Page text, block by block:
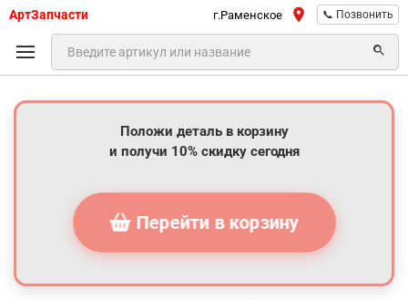
АртЗапчасти г.Раменское 📞 Позвонить
Положи деталь в корзину
и получи 10% скидку сегодня
Перейти в корзину